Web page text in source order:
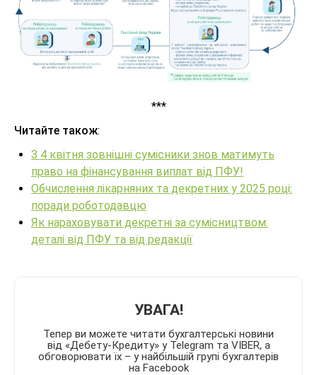
***
Читайте також:
З 4 квітня зовнішні сумісники знов матимуть
право на фінансування виплат від ПФУ!
Обчислення лікарняних та декретних у 2025 році:
поради роботодавцю
Як нараховувати декретні за сумісництвом:
деталі від ПФУ та від редакції
УВАГА!
Тепер ви можете читати бухгалтерські новини
від «Дебету-Кредиту» у Telegram та VIBER, а
обговорювати їх – у найбільшій групі бухгалтерів
на Facebook